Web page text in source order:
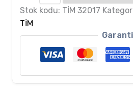
Stok kodu: TİM 32017
TİM